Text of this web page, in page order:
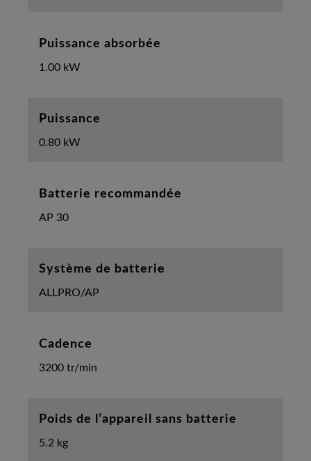
Puissance absorbée
1.00 kW
Puissance
0.80 kW
Batterie recommandée
AP 30
Système de batterie
ALLPRO/AP
Cadence
3200 tr/min
Poids de l’appareil sans batterie
5.2 kg